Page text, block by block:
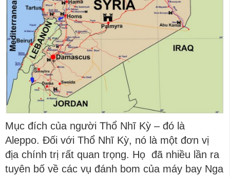
Mục đích của người Thổ Nhĩ Kỳ – đó là
Aleppo. Đối với Thổ Nhĩ Kỳ, nó là một đơn vị
địa chính trị rất quan trọng. Họ đã nhiều lần ra
tuyên bố về các vụ đánh bom của máy bay Nga